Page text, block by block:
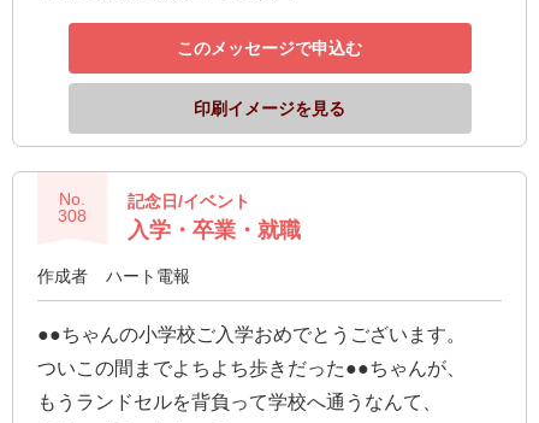
このメッセージで申込む
印刷イメージを見る
No.
308
記念日/イベント
入学・卒業・就職
作成者 ハート電報
●●ちゃんの小学校ご入学おめでとうございます。
ついこの間までよちよち歩きだった●●ちゃんが、
もうランドセルを背負って学校へ通うなんて、